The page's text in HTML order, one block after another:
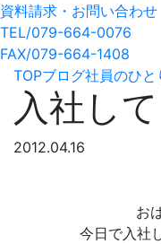
資料請求・お問い合わせ
TEL/079-664-0076
FAX/079-664-1408
TOPブログ社員のひと
入社し
2012.04.16
お
今日で入社